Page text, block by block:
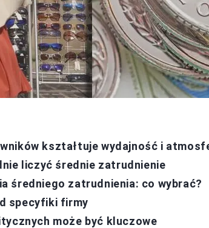
kształtuje wydajność i
liczyć średnie zatrudnienie
średniego zatrudnienia: co wybrać?
specyfiki firmy
może być kluczowe